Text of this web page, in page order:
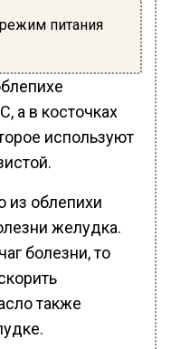
питания
а в косточках
используют
из облепихи
желудка.
болезни, то
также